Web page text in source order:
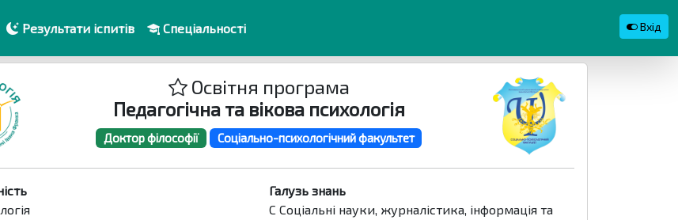
Результати іспитів Спеціальності Вхід
Освітня програма
Педагогічна та вікова психологія
Доктор філософії Соціально-психологічний факультет
Галузь знань
C Соціальні науки, журналістика, інформація та